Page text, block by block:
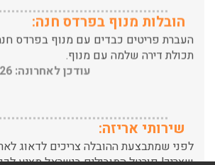
תכולת דירה שלמה עם מנוף.
עודכן לאחרונה: 24/02/2026, 10:42
שצריך! פורטל המובילים בישראל מציע לכם
ברמה הגבוהה ביותר, לקבלת הצעת מחיר
עודכן לאחרונה: 31/05/2026, 15:42